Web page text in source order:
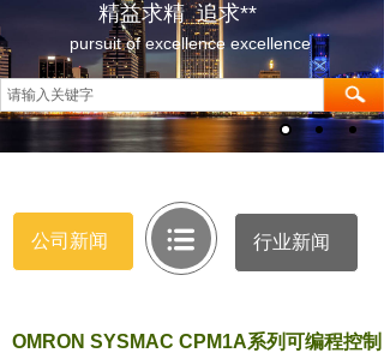
精益求精 追求**
pursuit of excellence excellence
公司新闻 行业新闻
OMRON SYSMAC CPM1A系列可编程控制